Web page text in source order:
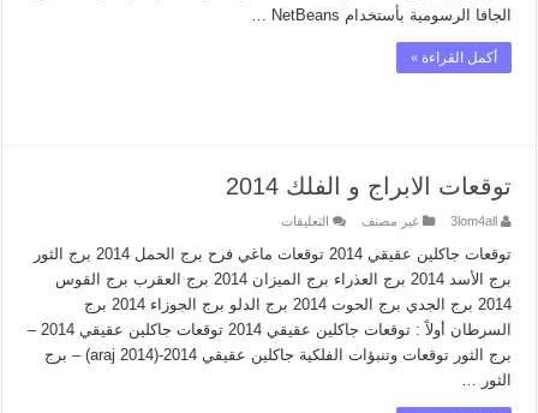
الجافا الرسومية بأستخدام NetBeans …
أكمل القراءة »
توقعات الابراج و الفلك 2014
3lom4all غير مصنف التعليقات
الابراج
الفلك
2014
مغلقة
توقعات جاكلين عقيقي 2014 توقعات ماغي فرح برج الحمل 2014 برج الثور
برج الأسد 2014 برج العذراء برج الميزان 2014 برج العقرب برج القوس
2014 برج الجدي برج الحوت 2014 برج الدلو برج الجوزاء 2014 برج
السرطان أولاً : توقعات جاكلين عقيقي 2014 توقعات جاكلين عقيقي 2014 –
برج الثور توقعات وتنبؤات الفلكية جاكلين عقيقي 2014-(2014 araj) – برج
الثور …